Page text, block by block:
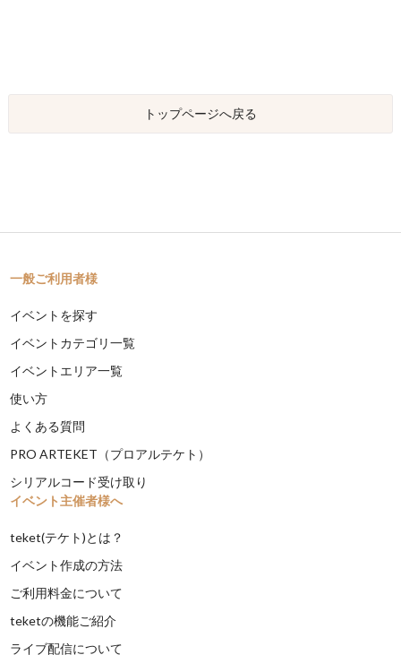
トップページへ戻る
一般ご利用者様
イベントを探す
イベントカテゴリ一覧
イベントエリア一覧
使い方
よくある質問
PRO ARTEKET（プロアルテケト）
シリアルコード受け取り
イベント主催者様へ
teket(テケト)とは？
イベント作成の方法
ご利用料金について
teketの機能ご紹介
ライブ配信について